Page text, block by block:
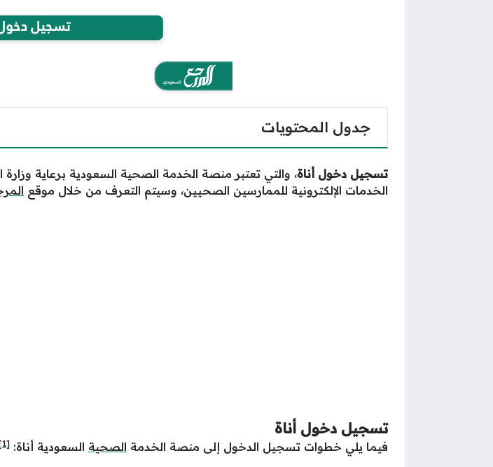
جدول المحتويات
تسجيل دخول أناة، والتي تعتبر منصة الخدمة الصحية السعودية برعاية
الخدمات الإلكترونية للممارسين الصحيين، وسيتم التعرف من خلال موقع
تسجيل دخول أناة
فيما يلي خطوات تسجيل الدخول إلى منصة الخدمة الصحية السعودية أناة: [1]